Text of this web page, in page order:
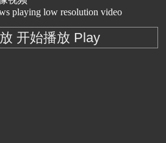
playing low resolution video
开始播放 Play